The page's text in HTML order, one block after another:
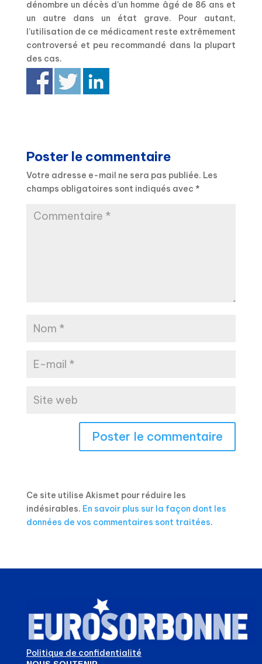
dénombre un décès d’un homme âgé de 86 ans et
un autre dans un état grave. Pour autant,
l’utilisation de ce médicament reste extrêmement
controversé et peu recommandé dans la plupart
des cas.
Poster le commentaire
Votre adresse e-mail ne sera pas publiée. Les
champs obligatoires sont indiqués avec *
Ce site utilise Akismet pour réduire les
indésirables. En savoir plus sur la façon dont les
données de vos commentaires sont traitées.
Politique de confidentialité